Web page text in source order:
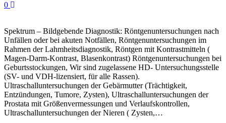
0
Spektrum – Bildgebende Diagnostik: Röntgenuntersuchungen nach
Unfällen oder bei akuten Notfällen, Röntgenuntersuchungen im
Rahmen der Lahmheitsdiagnostik, Röntgen mit Kontrastmitteln (
Magen-Darm-Kontrast, Blasenkontrast) Röntgenuntersuchungen bei
Geburtsstockungen, Wir sind zugelassene HD- Untersuchungsstelle
(SV- und VDH-lizensiert, für alle Rassen).
Ultraschalluntersuchungen der Gebärmutter (Trächtigkeit,
Entzündungen, Tumore, Zysten), Ultraschalluntersuchungen der
Prostata mit Größenvermessungen und Verlaufskontrollen,
Ultraschalluntersuchungen der Nieren ( Zysten,…